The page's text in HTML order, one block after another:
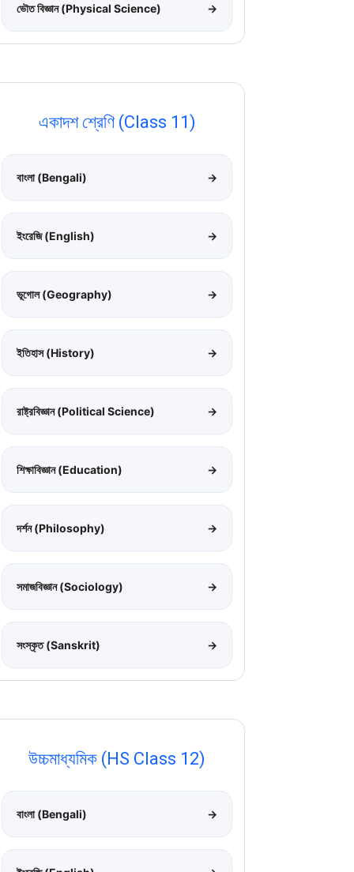
ভৌত বিজ্ঞান (Physical Science) →
একাদশ শ্রেণি (Class 11)
বাংলা (Bengali) →
ইংরেজি (English) →
ভূগোল (Geography) →
ইতিহাস (History) →
রাষ্ট্রবিজ্ঞান (Political Science) →
শিক্ষাবিজ্ঞান (Education) →
দর্শন (Philosophy) →
সমাজবিজ্ঞান (Sociology) →
সংস্কৃত (Sanskrit) →
উচ্চমাধ্যমিক (HS Class 12)
বাংলা (Bengali) →